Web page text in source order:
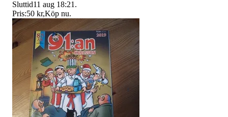
Sluttid11 aug 18:21 .
Pris:50 kr,Köp nu.